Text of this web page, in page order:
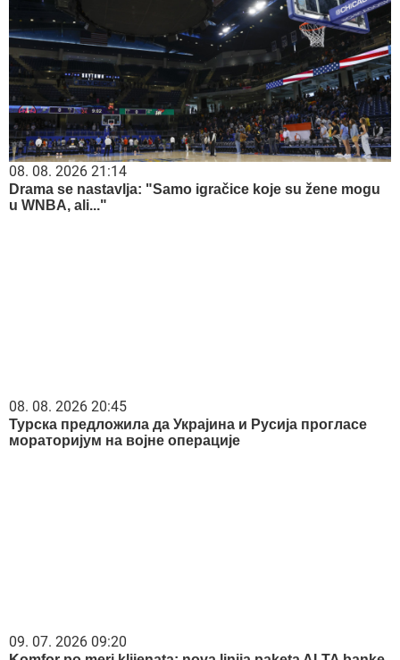
08. 08. 2026 21:14
Drama se nastavlja: "Samo igračice koje su žene mogu
u WNBA, ali..."
08. 08. 2026 20:45
Турска предложила да Украјина и Русија прогласе
мораторијум на војне операције
09. 07. 2026 09:20